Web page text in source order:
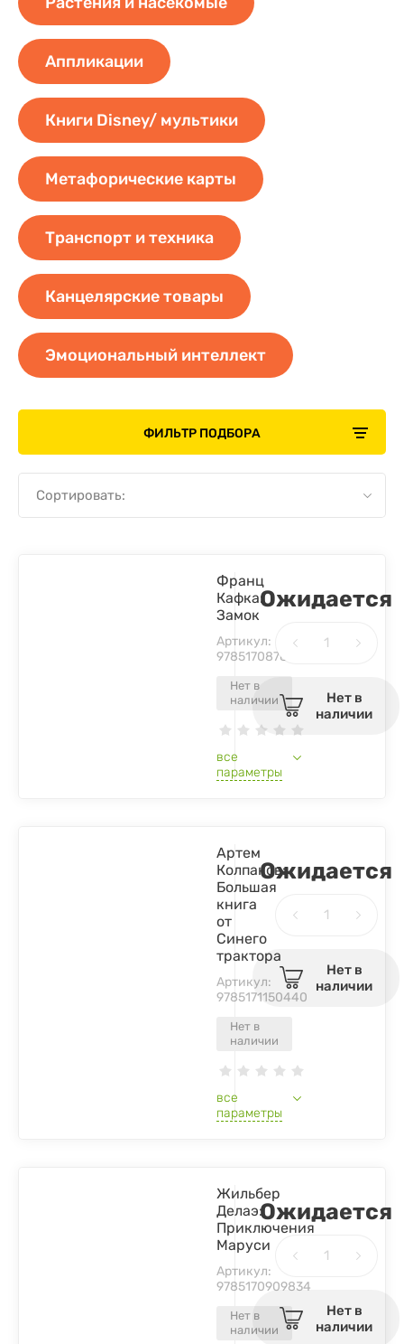
Аппликации
Книги Disney/ мультики
Метафорические карты
Транспорт и техника
Канцелярские товары
Эмоциональный интеллект
ФИЛЬТР ПОДБОРА
Сортировать:
Нет в
наличии
Франц
Кафка:
Замок
Артикул:
9785170878666
все
параметры
Ожидается
Нет в
наличии
Нет в
наличии
Артем
Колпаков:
Большая
книга
от
Синего
трактора
Артикул:
9785171150440
все
параметры
Ожидается
Нет в
наличии
Нет в
наличии
Жильбер
Делаэ:
Приключения
Маруси
Артикул:
9785170909834
Ожидается
Нет в
наличии